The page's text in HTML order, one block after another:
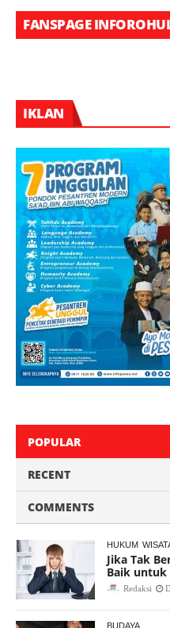
FANSPAGE
IKLAN
POPULAR
RECENT
COMMENTS
HUKUM
Jika Tak
Baik untuk
Redaksi
BUDAYA